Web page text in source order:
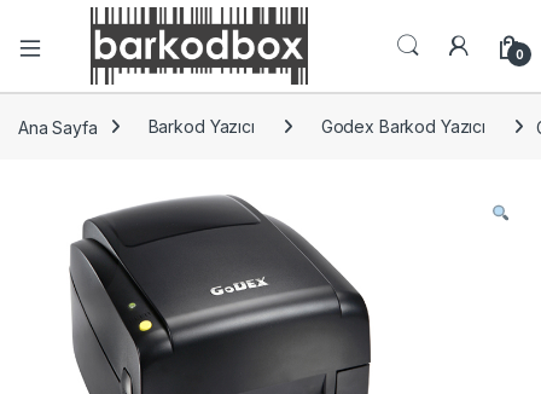
0
Ana Sayfa Barkod Yazıcı Godex Barkod Yazıcı